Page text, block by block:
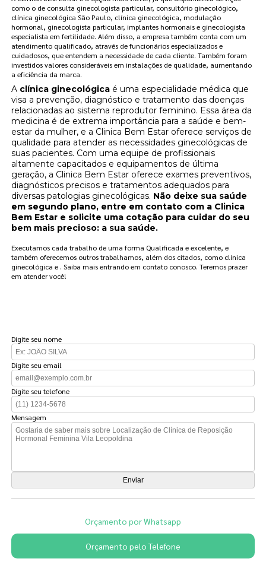
como o de consulta ginecologista particular, consultório ginecológico,
clínica ginecológica São Paulo, clínica ginecológica, modulação
hormonal, ginecologista particular, implantes hormonais e ginecologista
especialista em fertilidade. Além disso, a empresa também conta com um
atendimento qualificado, através de funcionários especializados e
cuidadosos, que entendem a necessidade de cada cliente. Também foram
investidos valores consideráveis em instalações de qualidade, aumentando
a eficiência da marca.
A clínica ginecológica é uma especialidade médica que
visa a prevenção, diagnóstico e tratamento das doenças
relacionadas ao sistema reprodutor feminino. Essa área da
medicina é de extrema importância para a saúde e bem-
estar da mulher, e a Clinica Bem Estar oferece serviços de
qualidade para atender as necessidades ginecológicas de
suas pacientes. Com uma equipe de profissionais
altamente capacitados e equipamentos de última
geração, a Clinica Bem Estar oferece exames preventivos,
diagnósticos precisos e tratamentos adequados para
diversas patologias ginecológicas. Não deixe sua saúde
em segundo plano, entre em contato com a Clinica
Bem Estar e solicite uma cotação para cuidar do seu
bem mais precioso: a sua saúde.
Executamos cada trabalho de uma forma Qualificada e excelente, e
também oferecemos outros trabalhamos, além dos citados, como clínica
ginecológica e . Saiba mais entrando em contato conosco. Teremos prazer
em atender você!
Digite seu nome
Digite seu email
Digite seu telefone
Mensagem
Orçamento por Whatsapp
Orçamento pelo Telefone